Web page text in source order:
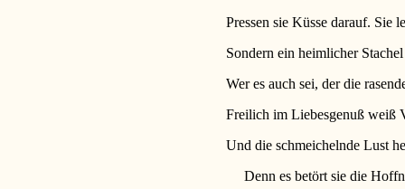
Pressen sie Küsse darauf. Sie
Sondern ein heimlicher
Wer es auch sei, der die
Freilich im Liebesgenuß weiß
Und die schmeichelnde Lust
Denn es betört sie die